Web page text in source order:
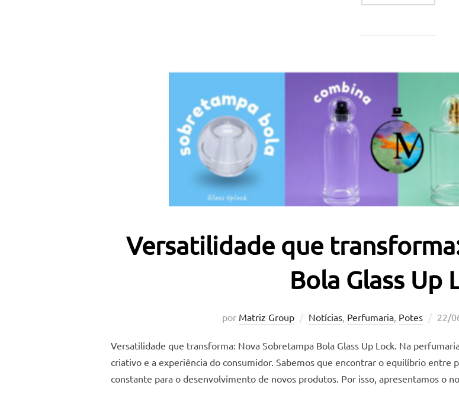
Versatilidade que
Bola Glass Up
por Matriz Group Notícias, Perfumaria, Potes 22/
Versatilidade que transforma: Nova Sobretampa Bola Glass Up Lock. Na
criativo e a experiência do consumidor. Sabemos que encontrar o equilíbrio entre
constante para o desenvolvimento de novos produtos. Por isso, apresentamos o